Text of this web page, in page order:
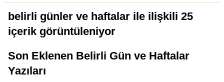
belirli günler ve haftalarile ilişkili 25
içerik görüntüleniyor
Son Eklenen Belirli Gün ve Haftalar
Yazıları